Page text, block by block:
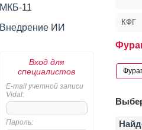
МКБ-11
Внедрение ИИ
Вход для
специалистов
E-mail учетной записи
Vidal:
Пароль:
КФГ